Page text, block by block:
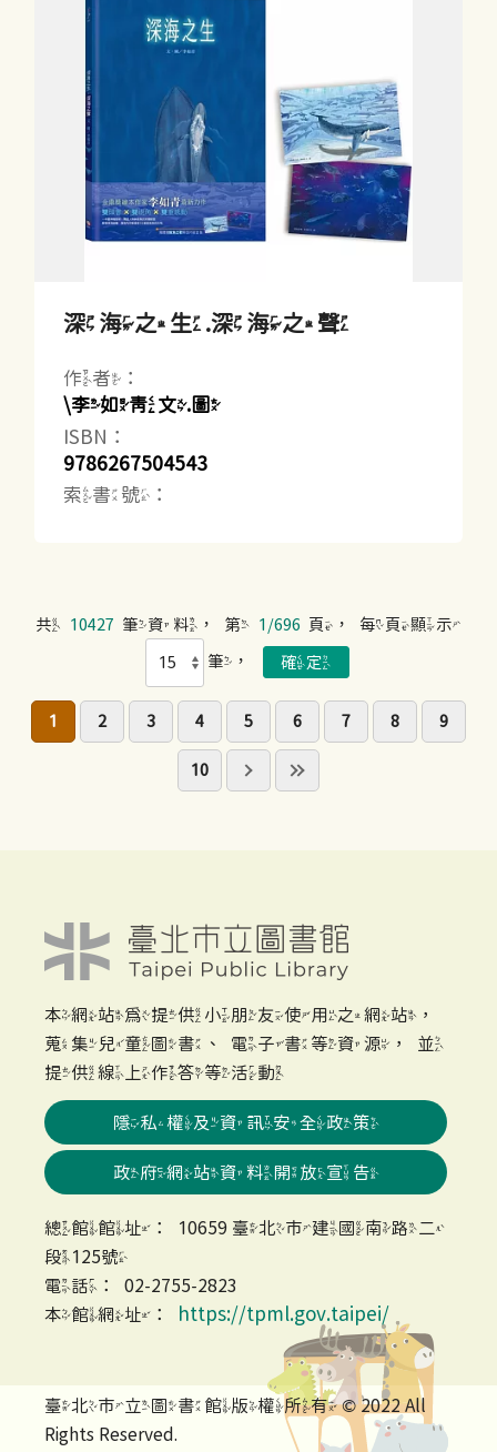
深海之生.深海之聲
作者：
\李如青文.圖
ISBN：
9786267504543
索書號：
共 10427 筆資料，第 1/696 頁，每頁顯示
筆，
1 2 3 4 5 6 7 8 9
10
本網站為提供小朋友使用之網站，
蒐集兒童圖書、電子書等資源，並
提供線上作答等活動
隱私權及資訊安全政策
政府網站資料開放宣告
總館館址：10659 臺北市建國南路二
段125號
電話：02-2755-2823
本館網址：
https://tpml.gov.taipei/
臺北市立圖書館版權所有 © 2022 All
Rights Reserved.